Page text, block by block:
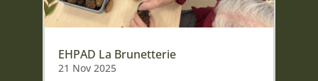
EHPAD La Brunetterie
21 Nov 2025